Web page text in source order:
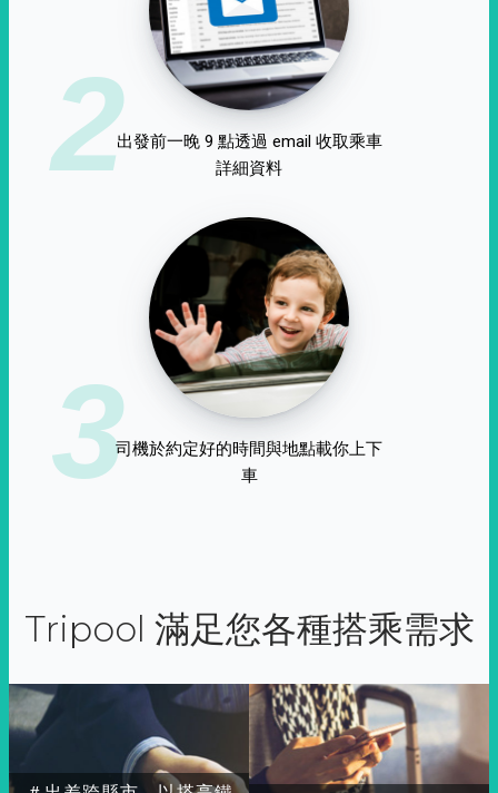
2出發前一晚 9 點透過 email 收取乘車
詳細資料
3司機於約定好的時間與地點載你上下
車
Tripool 滿足您各種搭乘需求